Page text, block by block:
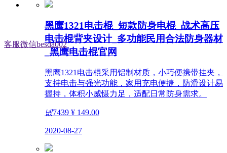
黑鹰1321电击棍_短款防身电棍_战术高压
电击棍背夹设计_多功能民用合法防身器材
_黑鹰电击棍官网
黑鹰1321电击棍采用铝制材质，小巧便携带挂夹，
支持电击与强光功能，家用充电便捷，防滑设计易
握持，体积小威慑力足，适配日常防身需求。
넶7439 ¥ 149.00
2020-08-27
客服微信besda002